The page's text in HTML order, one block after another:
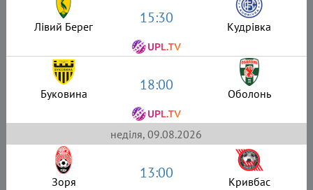
Лівий Берег 15:30 Кудрівка
Буковина 18:00 Оболонь
неділя, 09.08.2026
Зоря 13:00 Кривбас